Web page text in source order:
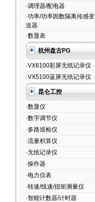
·调理器/配电器
·功率/功率因数隔离传感变
送器
·数显表
杭州盘古PG
·VX6100彩屏无纸记录仪
·VX5100蓝屏无纸记录仪
昆仑工控
·数显仪
·数字调节仪
·多路巡检仪
·流量积算仪
·无纸记录仪
·操作器
·电力仪表
·转速/线速/扭矩测量仪
·智能计数器/计时器